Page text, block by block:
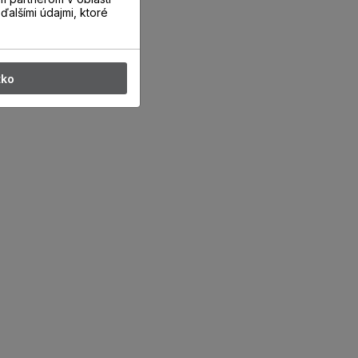
údajmi, ktoré